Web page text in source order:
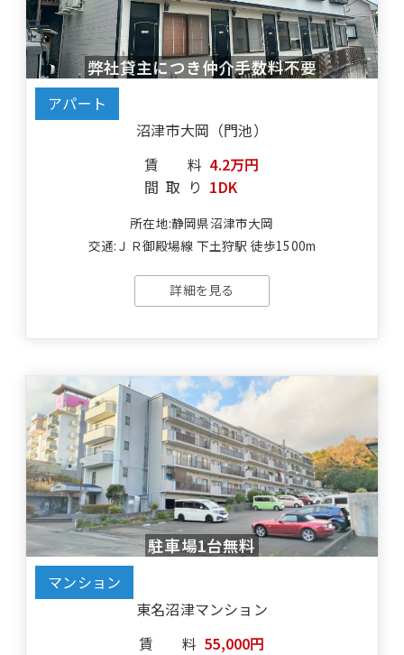
弊社貸主につき仲介手数料不要
アパート
沼津市大岡（門池）
賃料 4.2万円
間取り 1DK
所在地:静岡県沼津市大岡
交通:ＪＲ御殿場線 下土狩駅 徒歩1500m
詳細を見る
駐車場1台無料
マンション
東名沼津マンション
賃料 55,000円